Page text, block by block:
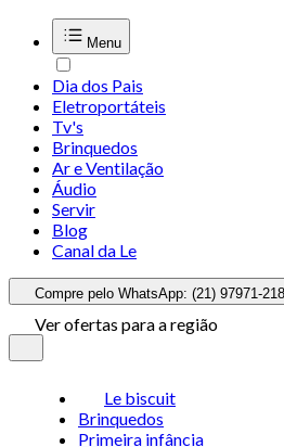
Menu
Dia dos Pais
Eletroportáteis
Tv's
Brinquedos
Ar e Ventilação
Áudio
Servir
Blog
Canal da Le
Compre pelo WhatsApp: (21) 97971-
Ver ofertas para a região
Le biscuit
Brinquedos
Primeira infância